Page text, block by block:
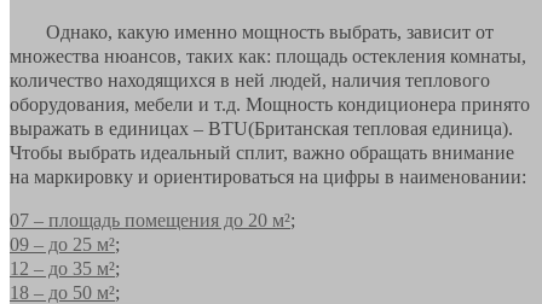
Однако, какую именно мощность выбрать, зависит от
множества нюансов, таких как: площадь остекления комнаты,
количество находящихся в ней людей, наличия теплового
оборудования, мебели и т.д. Мощность кондиционера принято
выражать в единицах – BTU(Британская тепловая единица).
Чтобы выбрать идеальный сплит, важно обращать внимание
на маркировку и ориентироваться на цифры в наименовании:
07 – площадь помещения до 20 м²;
09 – до 25 м²;
12 – до 35 м²;
18 – до 50 м²;